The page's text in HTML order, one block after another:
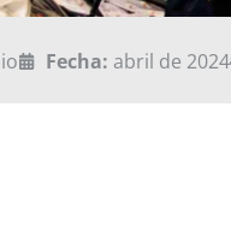
Fecha: abril de 2024